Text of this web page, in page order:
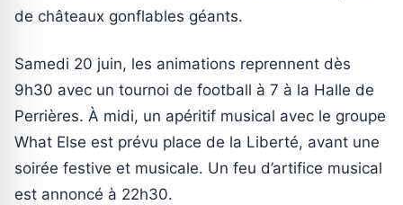
de châteaux gonflables géants.
Samedi 20 juin, les animations reprennent dès
9h30 avec un tournoi de football à 7 à la Halle de
Perrières. À midi, un apéritif musical avec le groupe
What Else est prévu place de la Liberté, avant une
soirée festive et musicale. Un feu d’artifice musical
est annoncé à 22h30.